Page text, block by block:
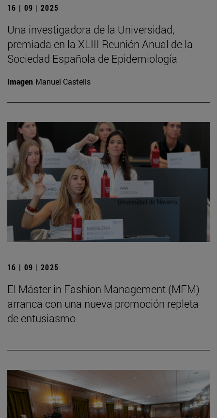
16 | 09 | 2025
Una investigadora de la Universidad,
premiada en la XLIII Reunión Anual de la
Sociedad Española de Epidemiología
Imagen Manuel Castells
16 | 09 | 2025
El Máster in Fashion Management (MFM)
arranca con una nueva promoción repleta
de entusiasmo